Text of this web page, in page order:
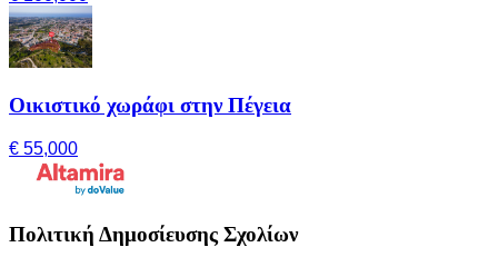
Οικιστικό χωράφι στην Πέγεια
€ 55,000
Πολιτική Δημοσίευσης Σχολίων